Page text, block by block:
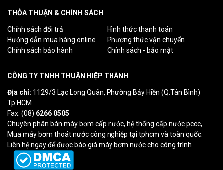
THỎA THUẬN & CHÍNH SÁCH
Chính sách đổi trả
Hình thức thanh toán
Hướng dẫn mua hàng online
Phương thức vận chuyển
Chính sách bảo hành
Chính sách - bảo mật
CÔNG TY TNHH THUẬN HIỆP THÀNH
Địa chỉ: 1129/3 Lạc Long Quân, Phường Bảy Hiền (Q.Tân Bình)
Tp.HCM
Fax: (08) 6266 0505
Chuyên phân bán máy bơm cấp nước, hệ thống cấp nước pccc,
Mua máy bơm thoát nước công nghiệp tại tphcm và toàn quốc.
Liên hệ ngay để được báo giá máy bơm nước cho công trình